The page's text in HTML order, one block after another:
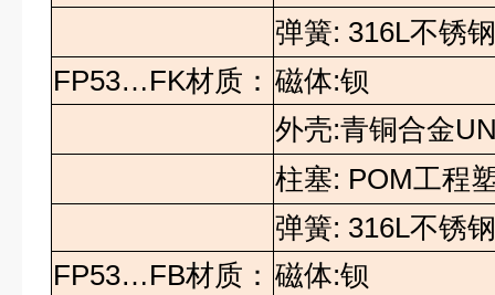
弹簧: 316L不锈
FP53…FK材质： 磁体:钡
外壳:青铜合金
柱塞: POM工程
弹簧: 316L不锈
FP53…FB材质： 磁体:钡